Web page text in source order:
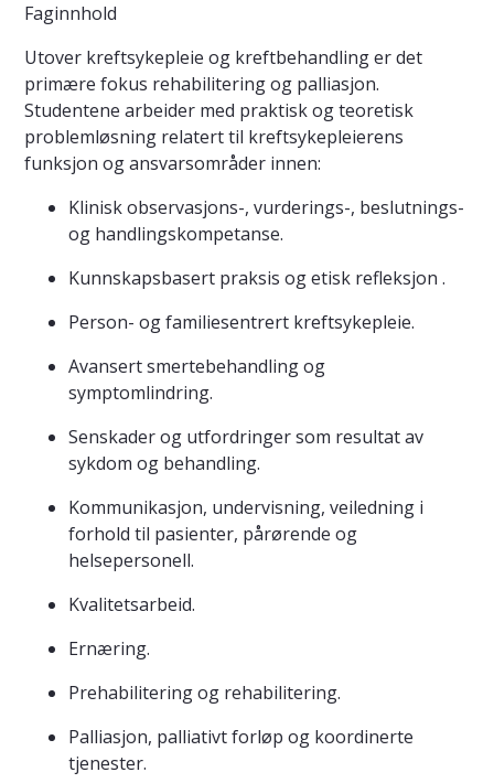
Faginnhold
Utover kreftsykepleie og kreftbehandling er det
primære fokus rehabilitering og palliasjon.
Studentene arbeider med praktisk og teoretisk
problemløsning relatert til kreftsykepleierens
funksjon og ansvarsområder innen:
Klinisk observasjons-, vurderings-, beslutnings-
og handlingskompetanse.
Kunnskapsbasert praksis og etisk refleksjon .
Person- og familiesentrert kreftsykepleie.
Avansert smertebehandling og
symptomlindring.
Senskader og utfordringer som resultat av
sykdom og behandling.
Kommunikasjon, undervisning, veiledning i
forhold til pasienter, pårørende og
helsepersonell.
Kvalitetsarbeid.
Ernæring.
Prehabilitering og rehabilitering.
Palliasjon, palliativt forløp og koordinerte
tjenester.